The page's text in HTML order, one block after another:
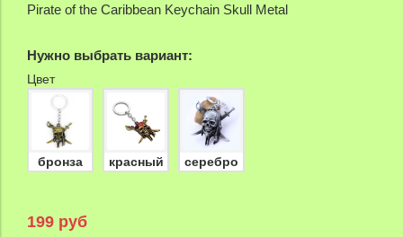
Pirate of the Caribbean Keychain Skull Metal
Нужно выбрать вариант:
Цвет
бронза красный серебро
199 руб